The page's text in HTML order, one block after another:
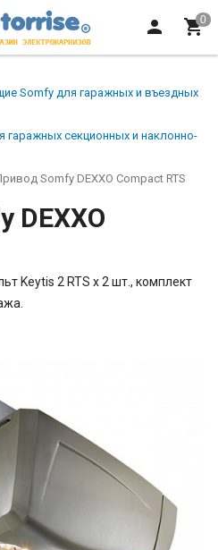
Somfy для гаражных и въездных
секционных и наклонно-
Somfy DEXXO Compact RTS
DEXXO
Keytis 2 RTS х 2 шт., комплект